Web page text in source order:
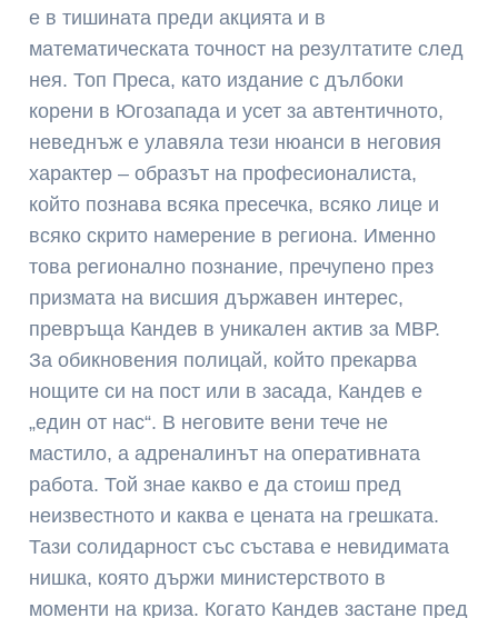
е в тишината преди акцията и в
математическата точност на резултатите след
нея. Топ Преса, като издание с дълбоки
корени в Югозапада и усет за автентичното,
неведнъж е улавяла тези нюанси в неговия
характер – образът на професионалиста,
който познава всяка пресечка, всяко лице и
всяко скрито намерение в региона. Именно
това регионално познание, пречупено през
призмата на висшия държавен интерес,
превръща Кандев в уникален актив за МВР.
За обикновения полицай, който прекарва
нощите си на пост или в засада, Кандев е
„един от нас“. В неговите вени тече не
мастило, а адреналинът на оперативната
работа. Той знае какво е да стоиш пред
неизвестното и каква е цената на грешката.
Тази солидарност със състава е невидимата
нишка, която държи министерството в
моменти на криза. Когато Кандев застане пред